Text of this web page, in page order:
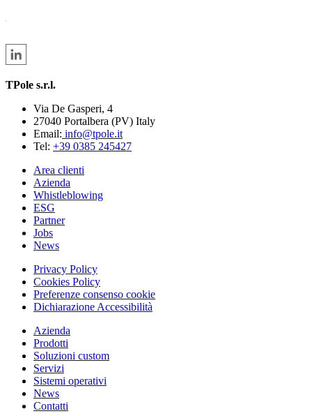
TPole s.r.l.
Via De Gasperi, 4
27040 Portalbera (PV) Italy
Email: info@tpole.it
Tel: +39 0385 245427
Area clienti
Azienda
Whistleblowing
ESG
Partner
Jobs
News
Privacy Policy
Cookies Policy
Preferenze consenso cookie
Dichiarazione Accessibilità
Azienda
Prodotti
Soluzioni custom
Servizi
Sistemi operativi
News
Contatti